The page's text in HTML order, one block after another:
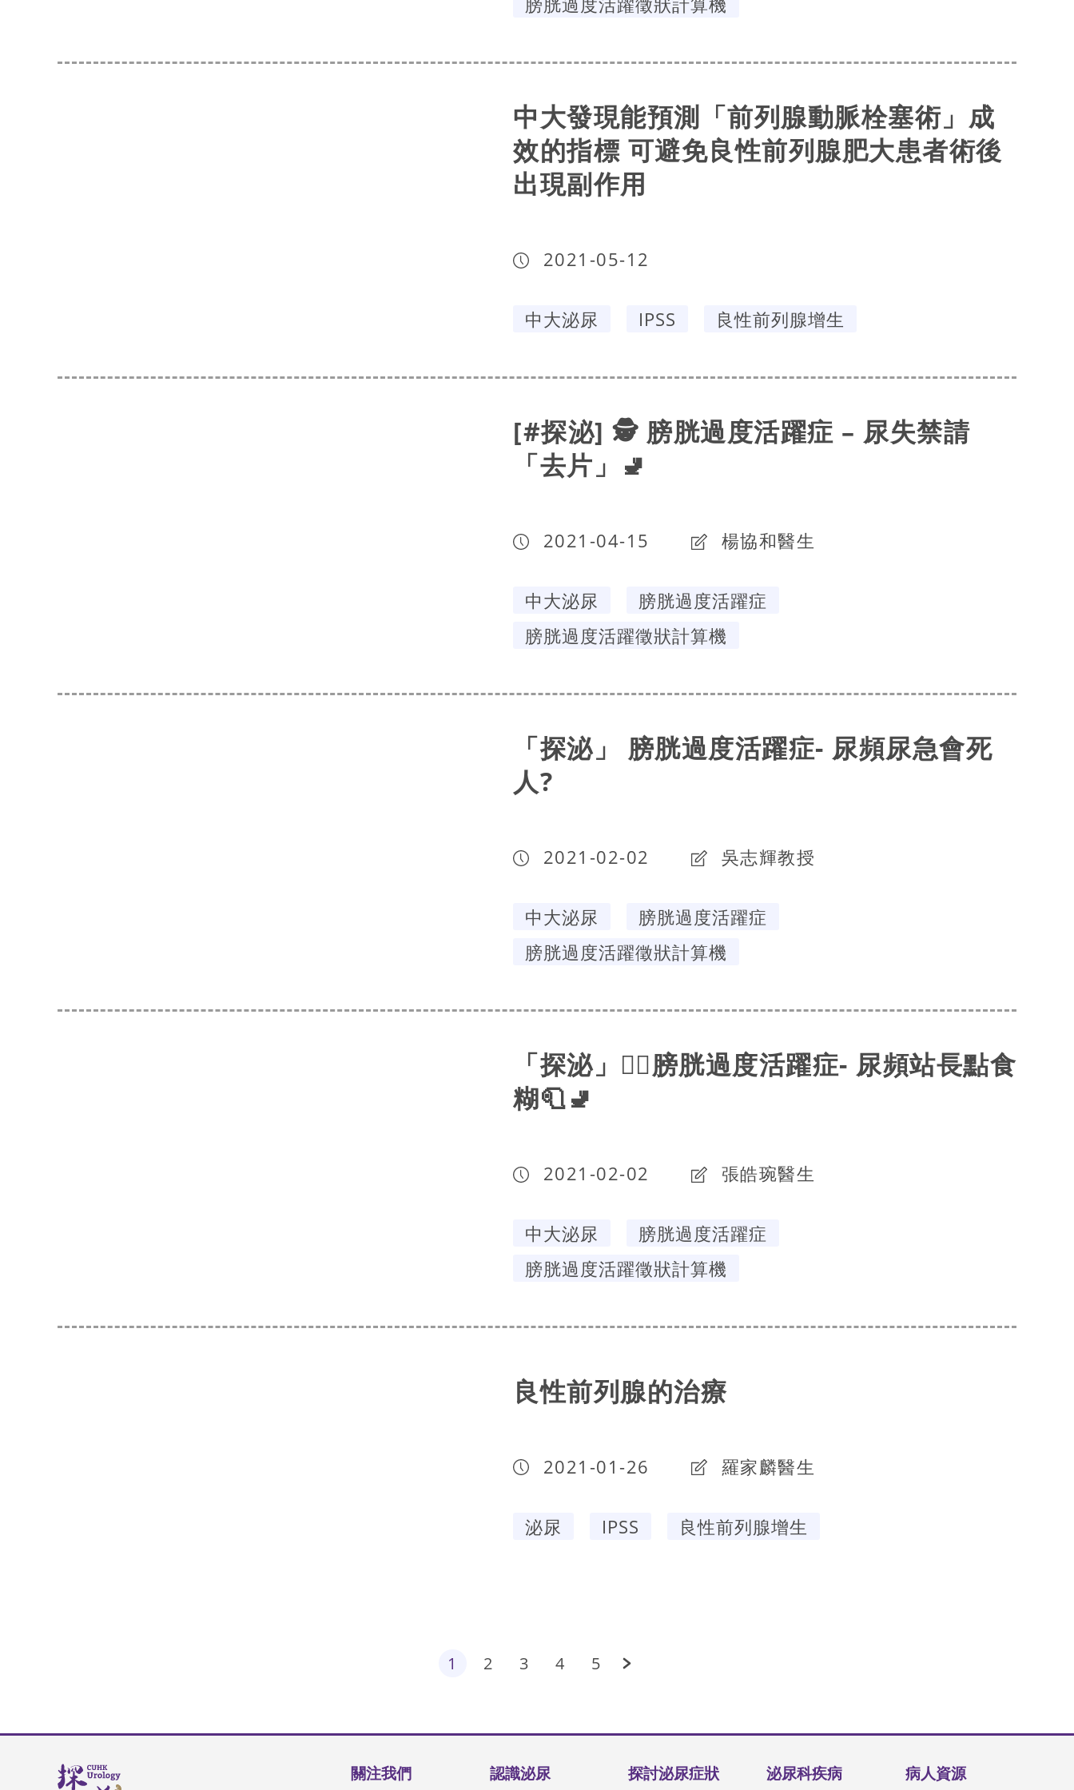
中大發現能預測「前列腺動脈栓塞術」成
效的指標 可避免良性前列腺肥大患者術後
出現副作用
2021-05-12
中大泌尿 IPSS 良性前列腺增生
[#探泌] 🕵️ 膀胱過度活躍症 – 尿失禁請
「去片」🚽
2021-04-15 楊協和醫生
中大泌尿
膀胱過度活躍症
膀胱過度活躍徵狀計算機
「探泌」 膀胱過度活躍症- 尿頻尿急會死
人?
2021-02-02 吳志輝教授
中大泌尿
膀胱過度活躍症
膀胱過度活躍徵狀計算機
「探泌」🕵🏻‍膀胱過度活躍症- 尿頻站長點食
糊🧻🚽
2021-02-02 張皓琬醫生
中大泌尿
膀胱過度活躍症
膀胱過度活躍徵狀計算機
良性前列腺的治療
2021-01-26 羅家麟醫生
泌尿 IPSS 良性前列腺增生
1 2 3 4 5
認識泌尿 探討泌尿症狀 泌尿科疾病 病人資源
關注我們